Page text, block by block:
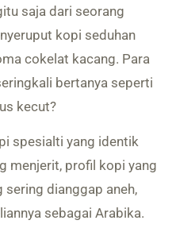
saja dari seorang
kopi seduhan
cokelat kacang. Para
bertanya seperti
kecut?
spesialti yang identik
menjerit, profil kopi yang
dianggap aneh,
sebagai Arabika.